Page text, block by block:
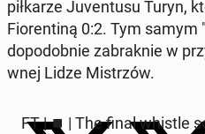
piłkarze Ju­ven­tusu Turyn,
Fiorentiną 0:2. Tym
dopodob­nie zabraknie w
wnej Lidze Mis­trzów.
FT | ⏹️ | The final whistle